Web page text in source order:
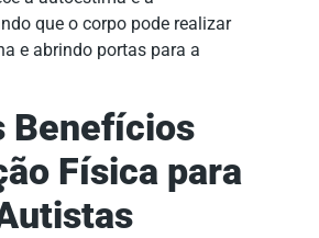
que o corpo pode realizar
e abrindo portas para a
Benefícios
Física para